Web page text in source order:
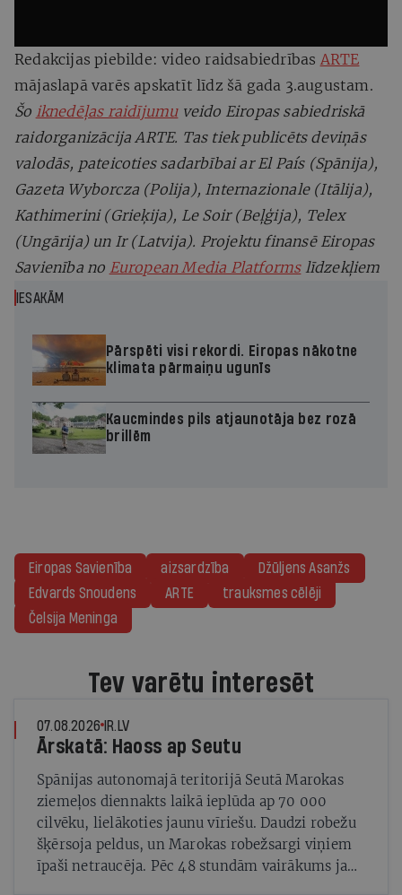
Redakcijas piebilde: video raidsabiedrības ARTE
mājaslapā varēs apskatīt līdz šā gada 3.augustam.
Šo iknedēļas raidījumuveido Eiropas sabiedriskā
raidorganizācija ARTE. Tas tiek publicētsdeviņās
valodās, pateicoties sadarbībai ar El País (Spānija),
Gazeta Wyborcza (Polija), Internazionale (Itālija),
Kathimerini (Grieķija), Le Soir (Beļģija), Telex
(Ungārija) un Ir (Latvija). Projektu finansē Eiropas
Savienība no European Media Platformslīdzekļiem
IESAKĀM
Pārspēti visi rekordi. Eiropas nākotne
klimata pārmaiņu ugunīs
Kaucmindes pils atjaunotāja bez rozā
brillēm
Eiropas Savienība aizsardzība
Džūljens Asanžs
Edvards Snoudens
ARTE
trauksmes cēlēji
Čelsija Meninga
Tev varētu interesēt
07.08.2026 IR.LV
Ārskatā: Haoss ap Seutu
Spānijas autonomajā teritorijā Seutā Marokas
ziemeļos diennakts laikā ieplūda ap 70 000
cilvēku, lielākoties jaunu vīriešu. Daudzi robežu
šķērsoja peldus, un Marokas robežsargi viņiem
īpaši netraucēja. Pēc 48 stundām vairākums jau